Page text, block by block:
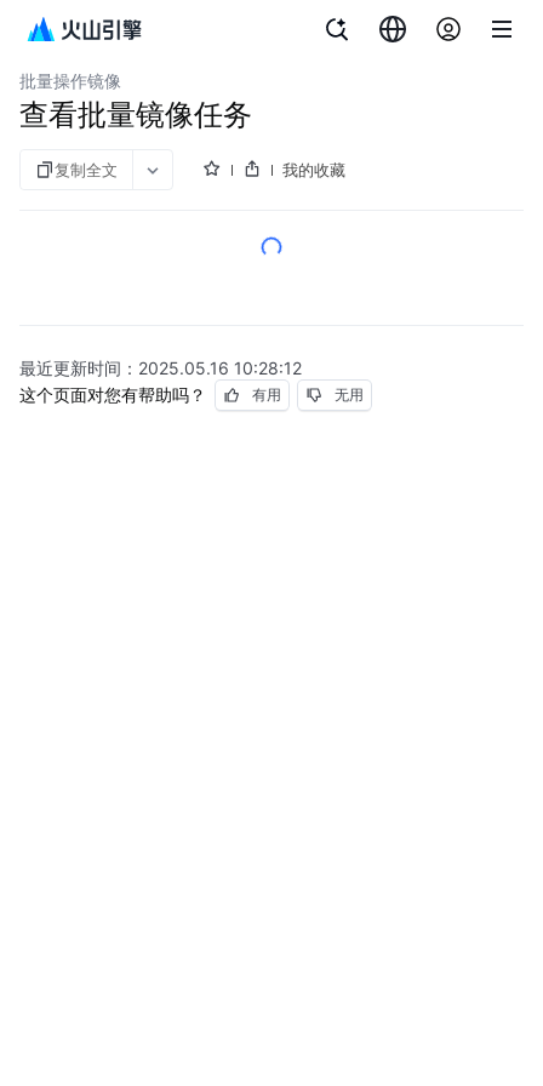
云服务器
批量操作镜像
查看批量镜像任务
复制全文 我的收藏
最近更新时间： 2025.05.16 10:28:12
这个页面对您有帮助吗？
有用 无用